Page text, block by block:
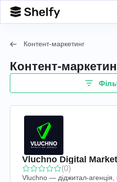
Контент-маркетинг
Контент-
Vluchno Digital
(0)
Vluchno — діджитал-агенція,